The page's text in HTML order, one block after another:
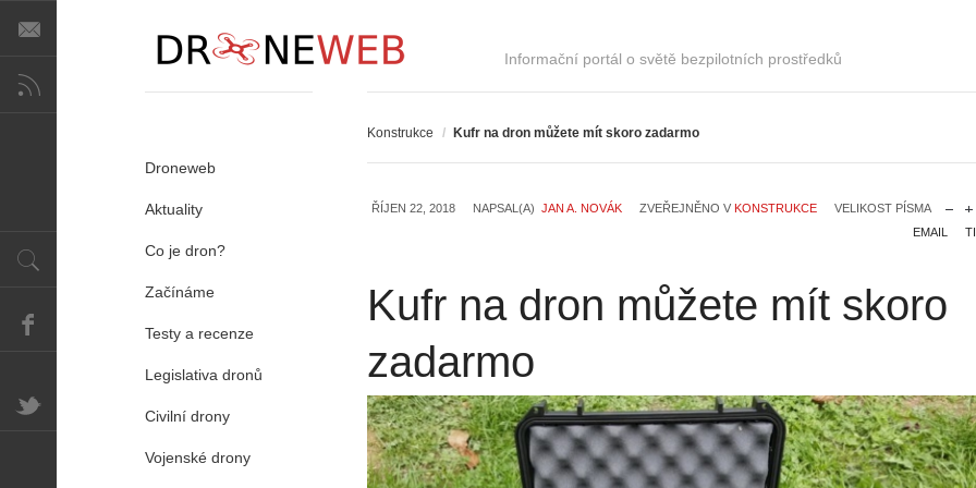
Informační portál o světě bezpilotních prostředků
Konstrukce / Kufr na dron můžete mít skoro zadarmo
ŘÍJEN 22, 2018 NAPSAL(A) JAN A. NOVÁK ZVEŘEJNĚNO V KONSTRUKCE
VELIKOST PÍSMA
EMAIL
Kufr na dron můžete mít skoro
zadarmo
Droneweb
Aktuality
Co je dron?
Začínáme
Testy a recenze
Legislativa dronů
Civilní drony
Vojenské drony